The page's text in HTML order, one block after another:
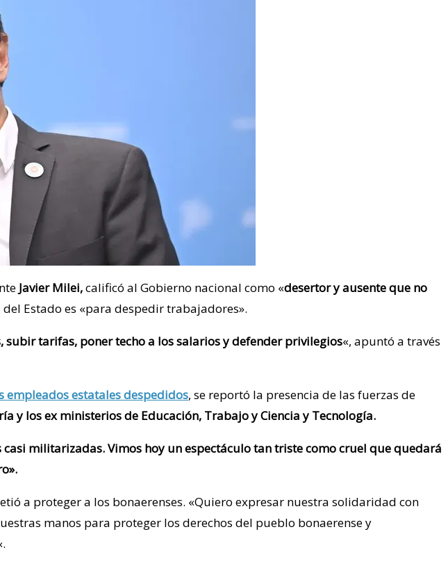
Javier Milei,calificó al Gobierno nacional como «desertor y ausente que no
Estado es «para despedir trabajadores».
tarifas, poner techo a los salarios y defender privilegios«, apuntó a través
empleados estatales despedidos, se reportó la presencia de las fuerzas de
y los ex ministerios de Educación, Trabajo y Ciencia y Tecnología.
militarizadas. Vimos hoy un espectáculo tan triste como cruel que quedará
a proteger a los bonaerenses. «Quiero expresar nuestra solidaridad con
manos para proteger los derechos del pueblo bonaerense y